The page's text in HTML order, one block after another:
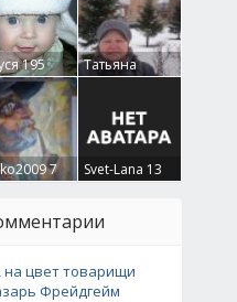
195
Татьяна
Крючкова0
7 Svet-Lana 13
на цвет товарищи
Фрейдгейм